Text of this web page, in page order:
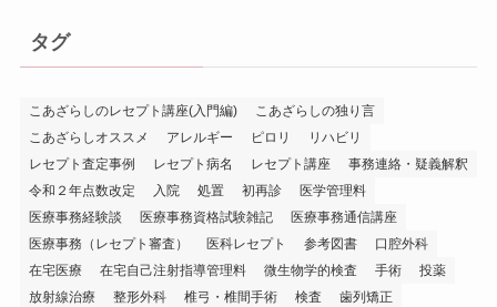
タグ
こあざらしのレセプト講座(入門編)
こあざらしの独り言
こあざらしオススメ
アレルギー ピロリ
リハビリ
レセプト査定事例
レセプト病名 レセプト講座
事務連絡・疑義解釈
令和２年点数改定
入院 処置 初再診
医学管理料
医療事務経験談
医療事務資格試験雑記
医療事務通信講座
医療事務（レセプト審査）
医科レセプト 参考図書
口腔外科
在宅医療
在宅自己注射指導管理料 微生物学的検査 手術
投薬
放射線治療
整形外科 椎弓・椎間手術 検査
歯列矯正